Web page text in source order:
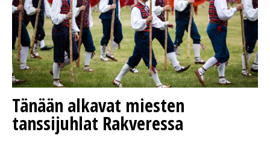
Tänään alkavat miesten
tanssijuhlat Rakveressa